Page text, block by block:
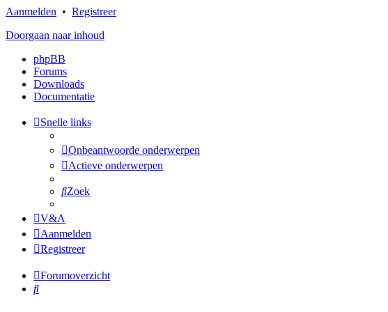
Aanmelden • Registreer
Doorgaan naar inhoud
phpBB
Forums
Downloads
Documentatie
Snelle links
Onbeantwoorde onderwerpen
Actieve onderwerpen
Zoek
V&A
Aanmelden
Registreer
Forumoverzicht
Zoek